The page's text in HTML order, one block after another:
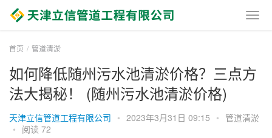
首页 管道清淤
如何降低随州污水池清淤价格？三点方
法大揭秘！ (随州污水池清淤价格)
天津立信管道工程有限公司 • 2023年3月31日 09:15 • 管道清淤
• 阅读 72